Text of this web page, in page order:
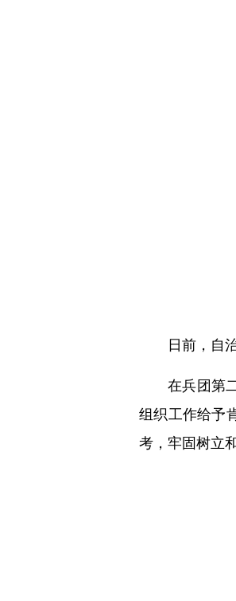
日前，自
在兵团第
组织工作给予
考，牢固树立